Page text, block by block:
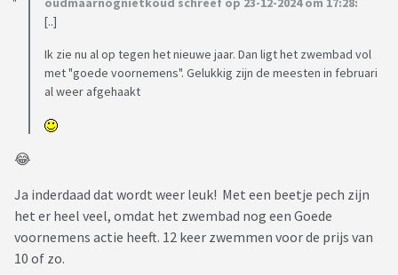
[..]
Ik zie nu al op tegen het nieuwe jaar. Dan ligt het zwembad vol
met "goede voornemens". Gelukkig zijn de meesten in februari
al weer afgehaakt
😂
Ja inderdaad dat wordt weer leuk! Met een beetje pech zijn
het er heel veel, omdat het zwembad nog een Goede
voornemens actie heeft. 12 keer zwemmen voor de prijs van
10 of zo.